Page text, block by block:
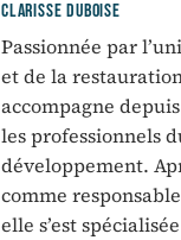
CLARISSE DUBOISE
Passionnée par
et de la
accompagne
les professionnels
développement.
comme
elle s’est